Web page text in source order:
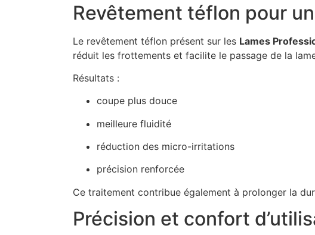
Revêtement téflon pour
Le revêtement téflon présent sur les Lames
réduit les frottements et facilite le passage de la
Résultats :
coupe plus douce
meilleure fluidité
réduction des micro-irritations
précision renforcée
Ce traitement contribue également à prolonger la
Précision et confort